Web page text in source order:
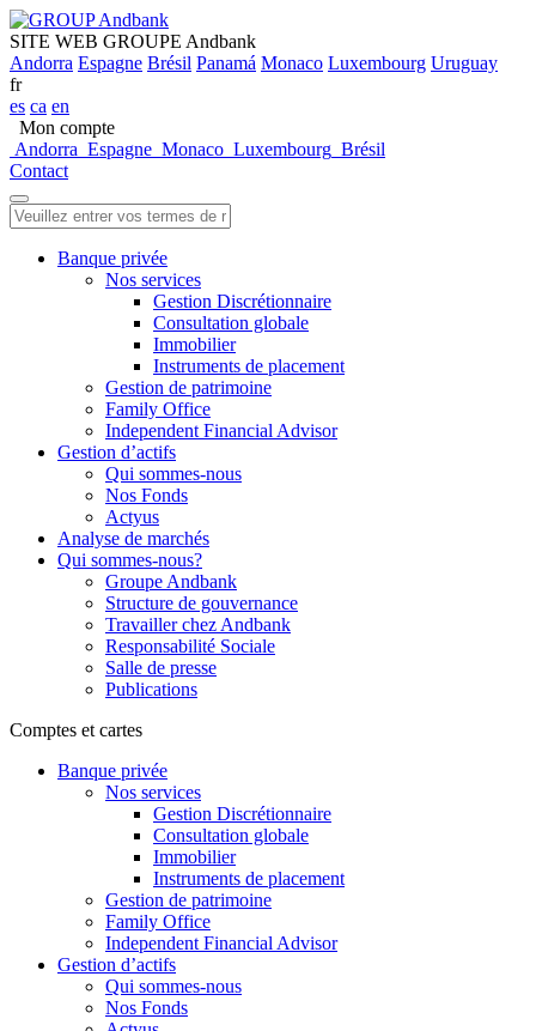
SITE WEB GROUPE Andbank
Andorra Espagne Brésil Panamá Monaco Luxembourg Uruguay
fr
es ca en
Mon compte
Andorra Espagne Monaco Luxembourg Brésil
Contact
Banque privée
Nos services
Gestion Discrétionnaire
Consultation globale
Immobilier
Instruments de placement
Gestion de patrimoine
Family Office
Independent Financial Advisor
Gestion d’actifs
Qui sommes-nous
Nos Fonds
Actyus
Analyse de marchés
Qui sommes-nous?
Groupe Andbank
Structure de gouvernance
Travailler chez Andbank
Responsabilité Sociale
Salle de presse
Publications
Comptes et cartes
Banque privée
Nos services
Gestion Discrétionnaire
Consultation globale
Immobilier
Instruments de placement
Gestion de patrimoine
Family Office
Independent Financial Advisor
Gestion d’actifs
Qui sommes-nous
Nos Fonds